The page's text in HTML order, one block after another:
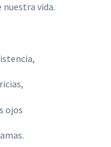
vida.
ojos